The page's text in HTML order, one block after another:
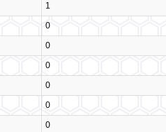
1
0
0
0
0
0
0